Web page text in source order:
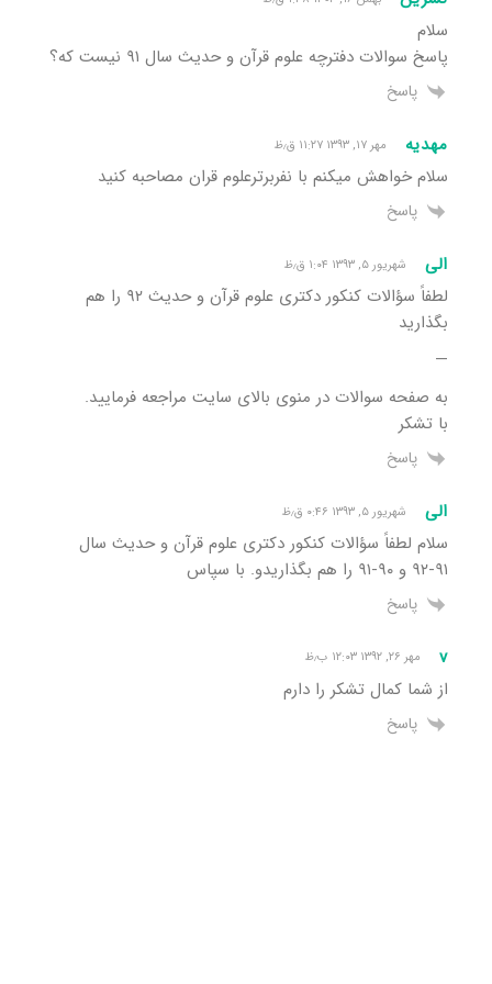
سلام
پاسخ سوالات دفترچه علوم قرآن و حدیث سال ۹۱ نیست که؟
پاسخ
مهدیه مهر ۱۷, ۱۳۹۳ ۱۱:۲۷ ق٫ظ
سلام خواهش میکنم با نفربرترعلوم قران مصاحبه کنید
پاسخ
الی شهریور ۵, ۱۳۹۳ ۱:۰۴ ق٫ظ
لطفاً سؤالات کنکور دکتری علوم قرآن و حدیث ۹۲ را هم
بگذارید
—
به صفحه سوالات در منوی بالای سایت مراجعه فرمایید.
با تشکر
پاسخ
الی شهریور ۵, ۱۳۹۳ ۰:۴۶ ق٫ظ
سلام لطفاً سؤالات کنکور دکتری علوم قرآن و حدیث سال
۹۱-۹۲ و ۹۰-۹۱ را هم بگذاریدو. با سپاس
پاسخ
v مهر ۲۶, ۱۳۹۲ ۱۲:۰۳ ب٫ظ
از شما کمال تشکر را دارم
پاسخ